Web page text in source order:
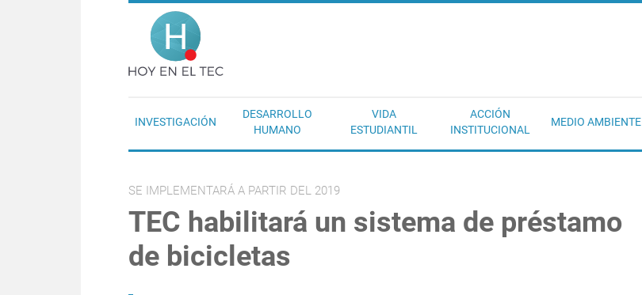
Pasar al contenido principal
INVESTIGACIÓN
DESARROLLO
HUMANO
VIDA
ESTUDIANTIL
ACCIÓN
INSTITUCIONAL
MEDIO AMBIENTE
SE IMPLEMENTARÁ A PARTIR DEL 2019
TEC habilitará un sistema de préstamo
de bicicletas